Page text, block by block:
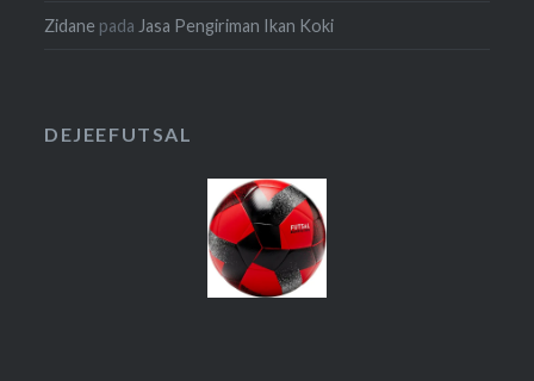
Zidane pada Jasa Pengiriman Ikan Koki
DEJEEFUTSAL